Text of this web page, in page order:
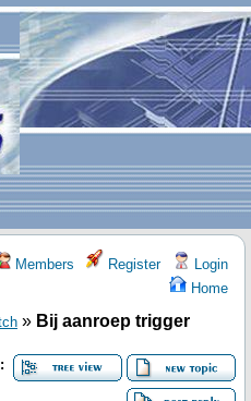
Members Register
Login
Home
» Bij aanroep trigger